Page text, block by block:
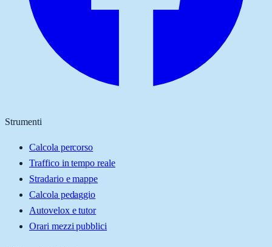
Strumenti
Calcola percorso
Traffico in tempo reale
Stradario e mappe
Calcola pedaggio
Autovelox e tutor
Orari mezzi pubblici